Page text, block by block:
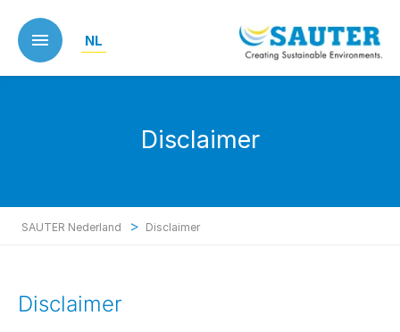
main
content
NL
Disclaimer
SAUTER Nederland > Disclaimer
Disclaimer